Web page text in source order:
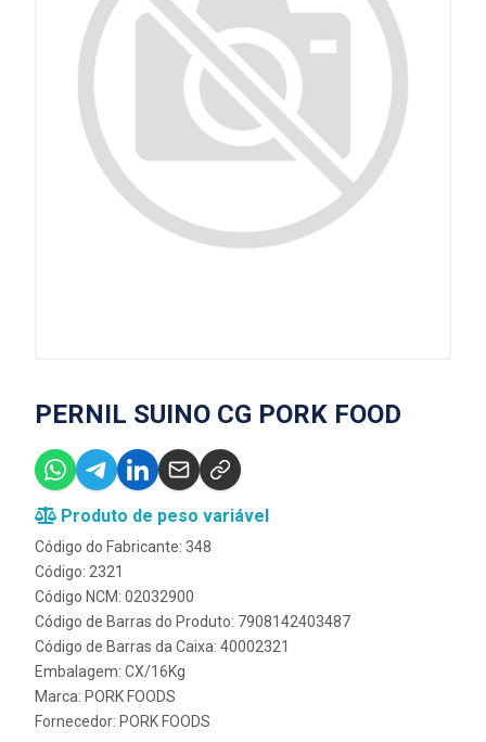
PERNIL SUINO CG PORK FOOD
Produto de peso variável
Código do Fabricante: 348
Código: 2321
Código NCM: 02032900
Código de Barras do Produto: 7908142403487
Código de Barras da Caixa: 40002321
Embalagem: CX/16Kg
Marca: PORK FOODS
Fornecedor: PORK FOODS